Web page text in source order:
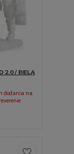
2.0 / BIELA
dodania na